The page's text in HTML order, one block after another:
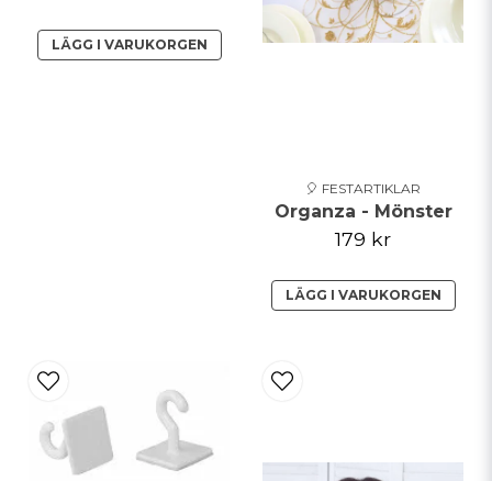
LÄGG I VARUKORGEN
🎈 FESTARTIKLAR
Organza - Mönster
179 kr
LÄGG I VARUKORGEN
Skicka fråga